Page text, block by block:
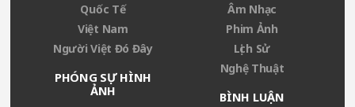
Quốc Tế
Việt Nam
Người Việt Đó Đây
PHÓNG SỰ HÌNH
ẢNH
Âm Nhạc
Phim Ảnh
Lịch Sử
Nghệ Thuật
BÌNH LUẬN